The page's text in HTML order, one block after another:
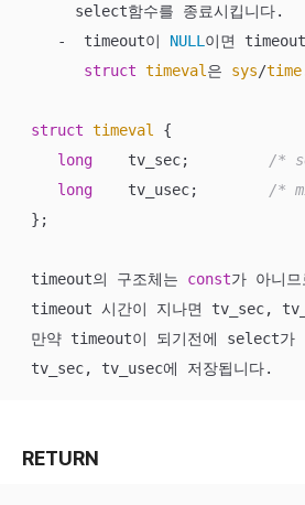
      select함수를 종료시킵니다.
    -  timeout이
NULL 이면
struct timeval 은 sys/time
struct timeval
{
long
    tv_sec;
/*
long
    tv_usec;
/*
};
timeout의 구조체는 const가 아니
timeout 시간이 지나면 tv_sec,
만약 timeout이 되기전에 select가
tv_sec, tv_usec에 저장됩니다.
RETURN